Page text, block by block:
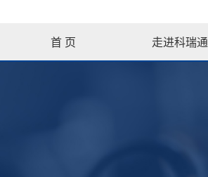
首 页 走进科瑞通